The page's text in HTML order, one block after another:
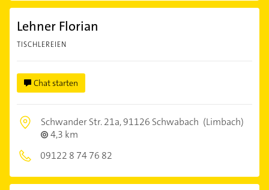
Lehner Florian
TISCHLEREIEN
Chat starten
Schwander Str. 21a,91126 Schwabach (Limbach)
4,3 km
09122 8 74 76 82